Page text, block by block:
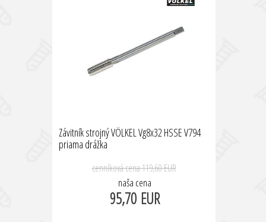
Závitník strojný VÖLKEL Vg8x32 HSSE V794
priama drážka
cenníková cena119,60 EUR
naša cena
95,70 EUR